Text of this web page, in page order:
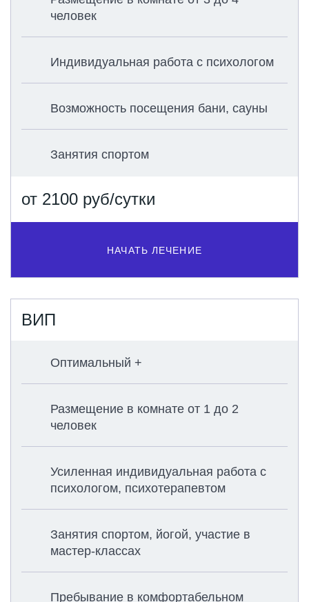
человек
Индивидуальная работа с психологом
Возможность посещения бани, сауны
Занятия спортом
от 2100 руб/сутки
НАЧАТЬ ЛЕЧЕНИЕ
ВИП
Оптимальный +
Размещение в комнате от 1 до 2
человек
Усиленная индивидуальная работа с
психологом, психотерапевтом
Занятия спортом, йогой, участие в
мастер-классах
Пребывание в комфортабельном